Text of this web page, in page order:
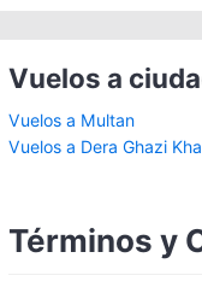
Vuelos a
Vuelos a Multan
Vuelos a Dera Ghazi
Términos y